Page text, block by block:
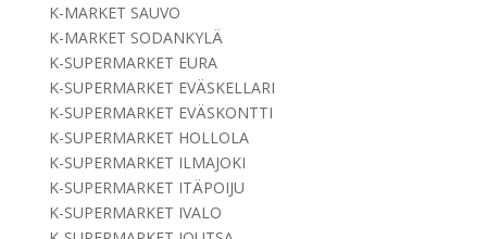
K-MARKET SAUVO
K-MARKET SODANKYLÄ
K-SUPERMARKET EURA
K-SUPERMARKET EVÄSKELLARI
K-SUPERMARKET EVÄSKONTTI
K-SUPERMARKET HOLLOLA
K-SUPERMARKET ILMAJOKI
K-SUPERMARKET ITÄPOIJU
K-SUPERMARKET IVALO